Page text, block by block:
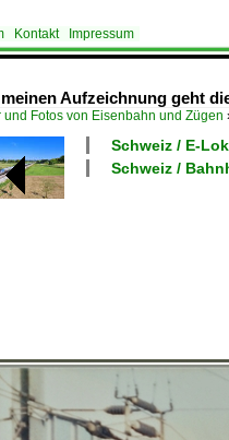
Kontakt Impressum
Aufzeichnung geht
und Fotos von Eisenbahn und Zügen
Schweiz / E-
Schweiz /